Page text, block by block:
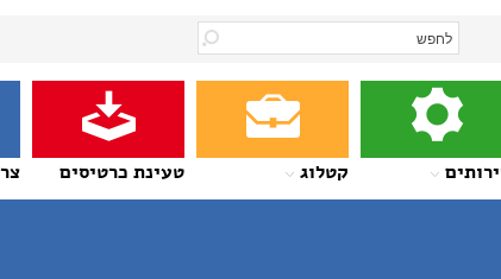
קטלוג טעינת כרטיסים